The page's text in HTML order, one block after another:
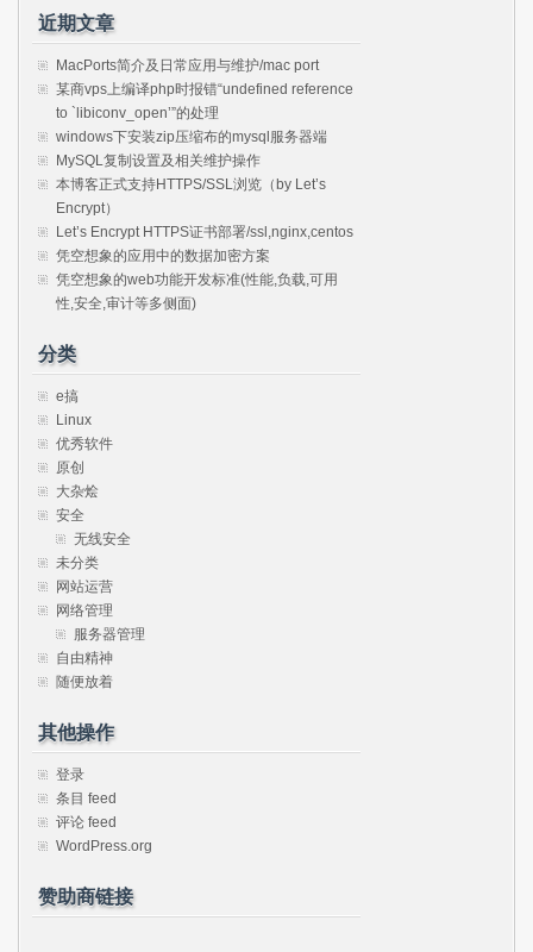
近期文章
MacPorts简介及日常应用与维护/mac port
某商vps上编译php时报错“undefined reference
to `libiconv_open’”的处理
windows下安装zip压缩布的mysql服务器端
MySQL复制设置及相关维护操作
本博客正式支持HTTPS/SSL浏览（by Let’s
Encrypt）
Let’s Encrypt HTTPS证书部署/ssl,nginx,centos
凭空想象的应用中的数据加密方案
凭空想象的web功能开发标准(性能,负载,可用
性,安全,审计等多侧面)
分类
e搞
Linux
优秀软件
原创
大杂烩
安全
无线安全
未分类
网站运营
网络管理
服务器管理
自由精神
随便放着
其他操作
登录
条目 feed
评论 feed
WordPress.org
赞助商链接